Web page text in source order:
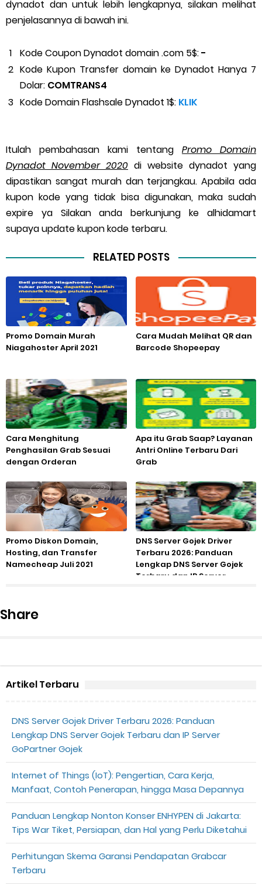
dynadot dan untuk lebih lengkapnya, silakan melihat
penjelasannya di bawah ini.
Kode Coupon Dynadot domain .com 5$:-
Kode Kupon Transfer domain ke Dynadot Hanya 7
Dolar: COMTRANS4
Kode Domain Flashsale Dynadot 1$: KLIK
Itulah pembahasan kami tentang Promo Domain
Dynadot November 2020 di website dynadot yang
dipastikan sangat murah dan terjangkau. Apabila ada
kupon kode yang tidak bisa digunakan, maka sudah
expire ya Silakan anda berkunjung ke alhidamart
supaya update kupon kode terbaru.
RELATED POSTS
Promo Domain Murah
Niagahoster April 2021
Cara Mudah Melihat QR dan
Barcode Shopeepay
Cara Menghitung
Penghasilan Grab Sesuai
dengan Orderan
Apa itu Grab Saap? Layanan
Antri Online Terbaru Dari
Grab
Promo Diskon Domain,
Hosting, dan Transfer
Namecheap Juli 2021
DNS Server Gojek Driver
Terbaru 2026: Panduan
Lengkap DNS Server Gojek
Terbaru dan IP Server
Share
Artikel Terbaru
DNS Server Gojek Driver Terbaru 2026: Panduan
Lengkap DNS Server Gojek Terbaru dan IP Server
GoPartner Gojek
Internet of Things (IoT): Pengertian, Cara Kerja,
Manfaat, Contoh Penerapan, hingga Masa Depannya
Panduan Lengkap Nonton Konser ENHYPEN di Jakarta:
Tips War Tiket, Persiapan, dan Hal yang Perlu Diketahui
Perhitungan Skema Garansi Pendapatan Grabcar
Terbaru